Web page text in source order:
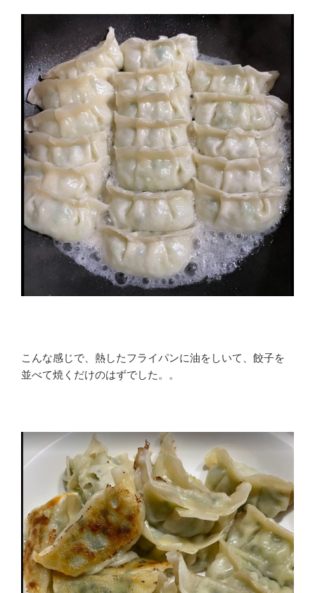
こんな感じで、熱したフライパンに油をしいて、餃子を
並べて焼くだけのはずでした。。